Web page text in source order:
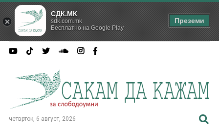
четврток, 6 август, 2026
СДК.МК
sdk.com.mk
Бесплатно на Google Play
Преземи